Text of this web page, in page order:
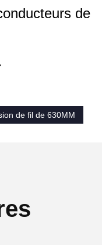
de
de fil de 630MM